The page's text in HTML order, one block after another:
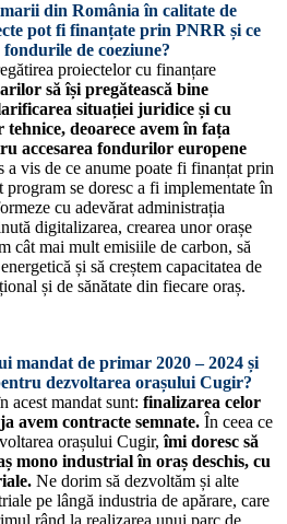
din România în calitate de
pot fi finanțate prin PNRR și ce
de coeziune?
proiectelor cu finanțare
să își pregătească bine
situației juridice și cu
deoarece avem în fața
accesarea fondurilor europene
a vis de ce anume poate fi finanțat prin
se doresc a fi implementate în
cu adevărat administrația
digitalizarea, crearea unor orașe
cât mai mult emisiile de carbon, să
și să creștem capacitatea de
și de sănătate din fiecare oraș.
mandat de primar 2020 – 2024 și
dezvoltarea orașului Cugir?
acest mandat sunt: finalizarea celor
avem contracte semnate. În ceea ce
orașului Cugir, îmi doresc să
mono industrial în oraș deschis, cu
Ne dorim să dezvoltăm și alte
pe lângă industria de apărare, care
rând la realizarea unui parc de